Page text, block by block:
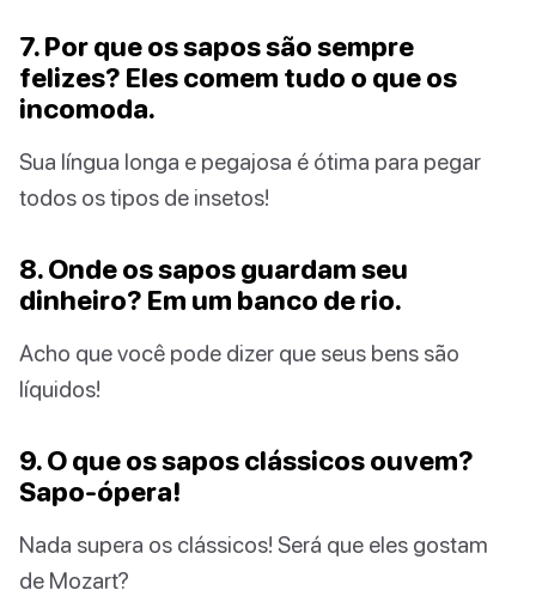
7. Por que os sapos são sempre
felizes? Eles comem tudo o que os
incomoda.
Sua língua longa e pegajosa é ótima para pegar
todos os tipos de insetos!
8. Onde os sapos guardam seu
dinheiro? Em um banco de rio.
Acho que você pode dizer que seus bens são
líquidos!
9. O que os sapos clássicos ouvem?
Sapo-ópera!
Nada supera os clássicos! Será que eles gostam
de Mozart?